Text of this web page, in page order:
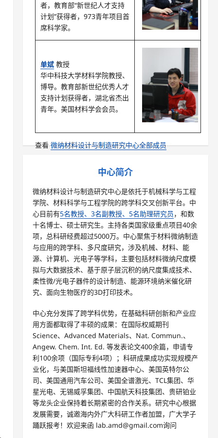
者，教育部“新世纪人才支持
计划”获得者，973青年项目首
席科学家。
单斌教授
华中科技大学材料学院教授、
博导。教育部新世纪优秀人才
支持计划获得者，湖北省杰出
青年。美国材料学会会员。
查看微纳材料设计与制造研究中心全部成员
中心简介
微纳材料设计与制造研究中心是依托于机械科学与工程
学院、材料科学与工程学院的跨学科交叉创新平台。中
心目前有5名教授、3名副教授、5名助理研究员 ，和数
十名博士、硕士研究生。主持各类国家级重点项目40余
项，总科研经费超过5000万。中心聚焦于材料微纳制造
与应用的跨学科、多尺度研究，涉及机械、材料、能
源、计算机、光电子等学科，主要包括材料微纳尺度模
拟与大数据技术、基于原子层沉积的纳尺度集成技术、
柔性微/光电子器件的设计制造、能源环境纳米催化研
究、面向生物医疗的3D打印技术。
中心充分发挥了跨学科优势，在基础科研创新和产业应
用方面都取得了丰硕的成果：在国际权威期刊
Science、Advanced Materials、Nat. Commun.、
Angew. Chem. Int. Ed. 等发表论文400余篇，申请专
利100余项（国际专利4项）；科研成果成功实现规模产
业化，与美国斯坦福线性加速器中心、美国英特尔公
司、美国通用汽车公司、美国全谱激光、TCL集团、华
星光电、无锡威孚集团、中国航天科技集团、贵研铂业
等龙头企业保持着长期紧密的合作关系。研究中心根据
发展需要，诚邀海内外广大科研工作者加盟，广大学子
踊跃报考！欢迎来函 lab.amd@gmail.com询问